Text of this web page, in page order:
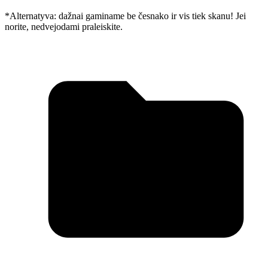
*Alternatyva: dažnai gaminame be česnako ir vis tiek skanu! Jei
norite, nedvejodami praleiskite.